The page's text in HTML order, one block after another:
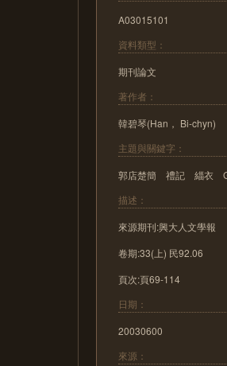
A03015101
資料類型：
期刊論文
著作者：
韓碧琴(Han， Bi-chyn)
主題與關鍵字：
郭店楚簡 禮記 緇衣
描述：
來源期刊:興大人文學報
卷期:33(上) 民92.06
頁次:頁69-114
日期：
20030600
來源：